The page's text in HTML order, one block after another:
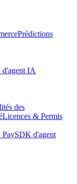
Prédictions
d'agent IA
des
Licences & Permis
PaySDK d'agent